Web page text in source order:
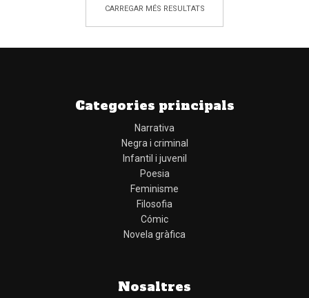
CARREGAR MÉS RESULTATS
Categories principals
Narrativa
Negra i criminal
Infantil i juvenil
Poesia
Feminisme
Filosofia
Cómic
Novela gràfica
Nosaltres